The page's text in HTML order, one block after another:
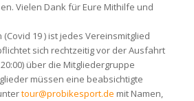
Vielen Dank für Eure Mithilfe und
19 ) ist jedes Vereinsmitglied
sich rechtzeitig vor der Ausfahrt
über die Mitgliedergruppe
müssen eine beabsichtigte
tour@probikesport.de mit Namen,